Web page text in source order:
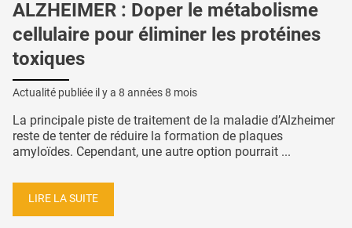
ALZHEIMER : Doper le métabolisme
cellulaire pour éliminer les protéines
toxiques
Actualité publiée il y a 8 années 8 mois
La principale piste de traitement de la maladie d’Alzheimer
reste de tenter de réduire la formation de plaques
amyloïdes. Cependant, une autre option pourrait ...
LIRE LA SUITE